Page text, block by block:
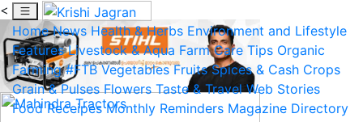
<
Home News Health & Herbs Environment and Lifestyle
Features Livestock & Aqua Farm Care Tips Organic
Farming #FTB Vegetables Fruits Spices & Cash Crops
Grain & Pulses Flowers Taste & Travel Web Stories
Food Receipes Monthly Reminders Magazine Directory